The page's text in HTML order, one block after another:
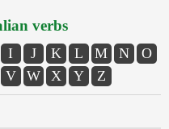
verbs
I J K L M N
O
V W X Y Z